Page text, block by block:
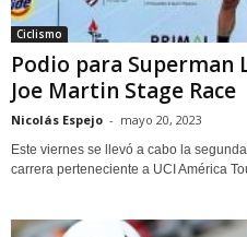
Ciclismo
Podio para Superman
Joe Martin Stage Race
Nicolás Espejo - mayo 20, 2023
Este viernes se llevó a cabo la
carrera perteneciente a UCI América